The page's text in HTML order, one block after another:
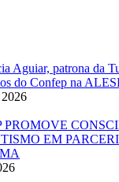
Aguiar, patrona da
do Confep na
PROMOVE
EM